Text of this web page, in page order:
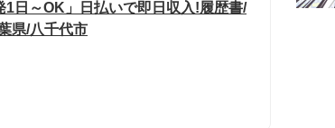
1日～OK」日払いで即日収入!履歴書/
県/八千代市